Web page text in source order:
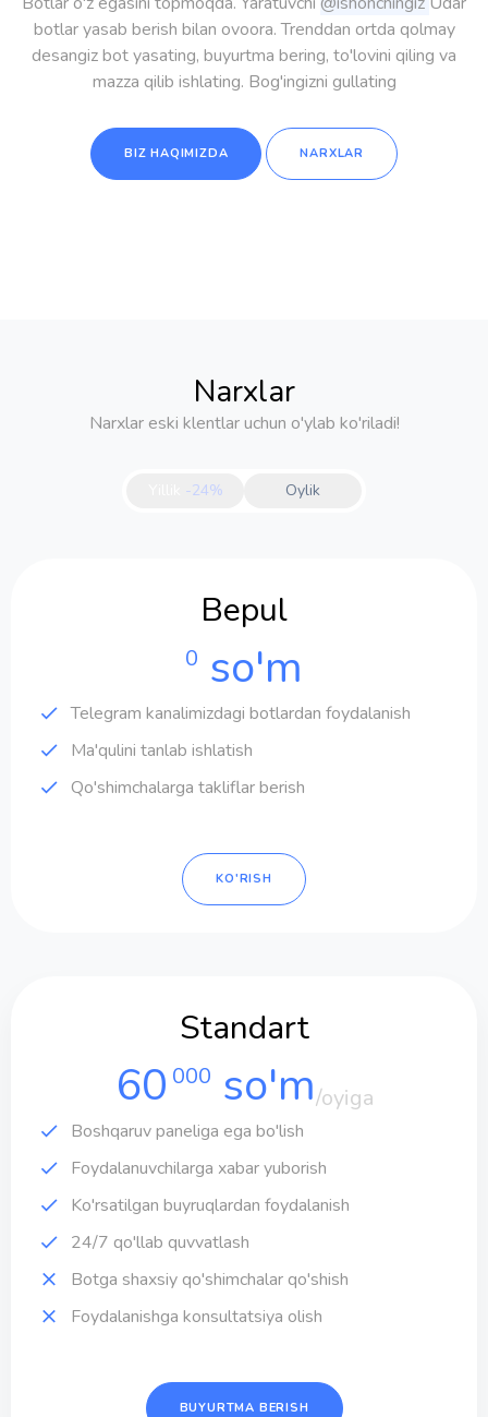
botlar yasab berish bilan ovoora. Trenddan ortda qolmay
desangiz bot yasating, buyurtma bering, to'lovini qiling va
mazza qilib ishlating. Bog'ingizni gullating
BIZ HAQIMIZDA NARXLAR
Narxlar
Narxlar eski klentlar uchun o'ylab ko'riladi!
-24% Oylik
Bepul
0 so'm
Telegram kanalimizdagi botlardan foydalanish
Ma'qulini tanlab ishlatish
Qo'shimchalarga takliflar berish
KO'RISH
Standart
60 000 so'm/oyiga
Boshqaruv paneliga ega bo'lish
Foydalanuvchilarga xabar yuborish
Ko'rsatilgan buyruqlardan foydalanish
24/7 qo'llab quvvatlash
Botga shaxsiy qo'shimchalar qo'shish
Foydalanishga konsultatsiya olish
BUYURTMA BERISH